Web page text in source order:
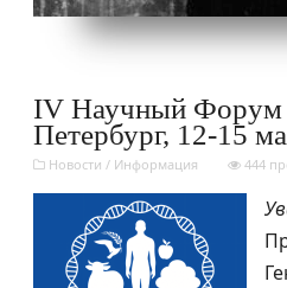
IV Научный Форум
Петербург, 12-15
Новости / Информация 444